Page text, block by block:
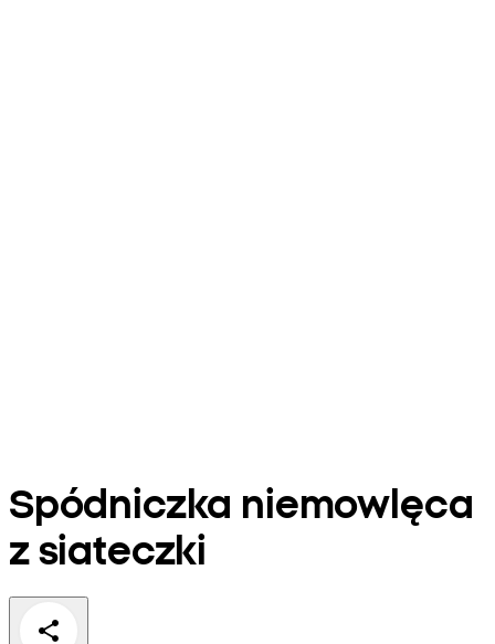
Spódniczka niemowlęca
z siateczki